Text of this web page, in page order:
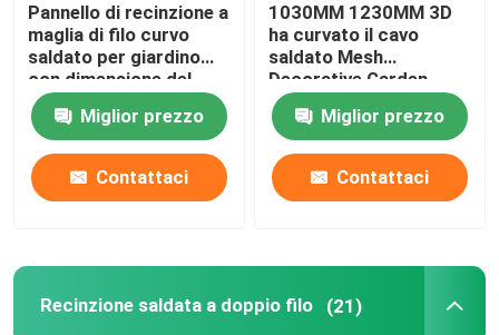
Pannello di recinzione a
maglia di filo curvo
saldato per giardino
con dimensione del
foro 50x100mm
Miglior prezzo
Contattaci
1030MM 1230MM 3D
ha curvato il cavo
saldato Mesh
Decorative Garden
Mesh Fence
Miglior prezzo
Contattaci
Recinzione saldata a doppio filo (21)